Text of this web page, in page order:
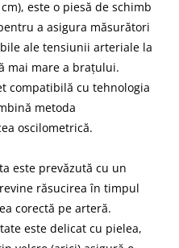
este o piesă de schimb
a asigura măsurători
ale tensiunii arteriale la
mai mare a brațului.
compatibilă cu tehnologia
metoda
oscilometrică.
este prevăzută cu un
răsucirea în timpul
corectă pe arteră.
este delicat cu pielea,